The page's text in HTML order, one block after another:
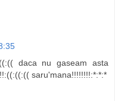
daca nu gaseam asta
saru'mana!!!!!!!!:*:*:*